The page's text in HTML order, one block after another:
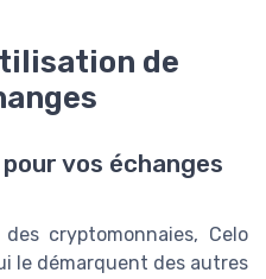
de
vos échanges
cryptomonnaies, Celo
le démarquent des autres